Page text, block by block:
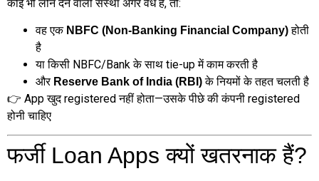
कोई भी लोन देने वाली संस्था अगर वैध है, तो:
वह एक NBFC (Non-Banking Financial Company)होती
है
या किसी NBFC/Bank के साथ tie-up में काम करती है
और Reserve Bank of India (RBI)के नियमों के तहत चलती है
👉 App खुद registered नहीं होता—उसके पीछे की कंपनी registered
होनी चाहिए
फर्जी Loan Apps क्यों खतरनाक हैं?